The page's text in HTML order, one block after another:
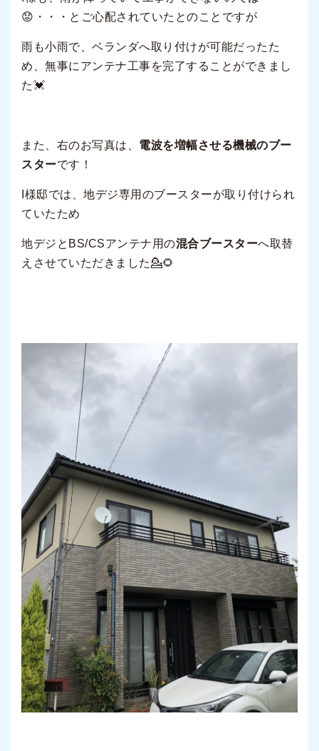
😟・・・とご心配されていたとのことですが
雨も小雨で、ベランダへ取り付けが可能だったた
め、無事にアンテナ工事を完了することができまし
た💓
また、右のお写真は、 電波を増幅させる機械のブー
スターです！
I様邸では、地デジ専用のブースターが取り付けられ
ていたため
地デジとBS/CSアンテナ用の混合ブースターへ取替
えさせていただきました💁🌻